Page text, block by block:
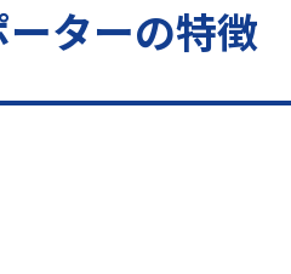
ーターの特徴